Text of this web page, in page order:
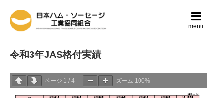
メ
ニ
定
menu
令和3年JAS格付実績
ページ 1 / 4 ズーム 100%